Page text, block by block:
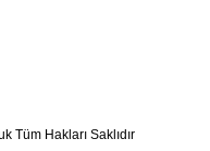
Tüm Hakları Saklıdır